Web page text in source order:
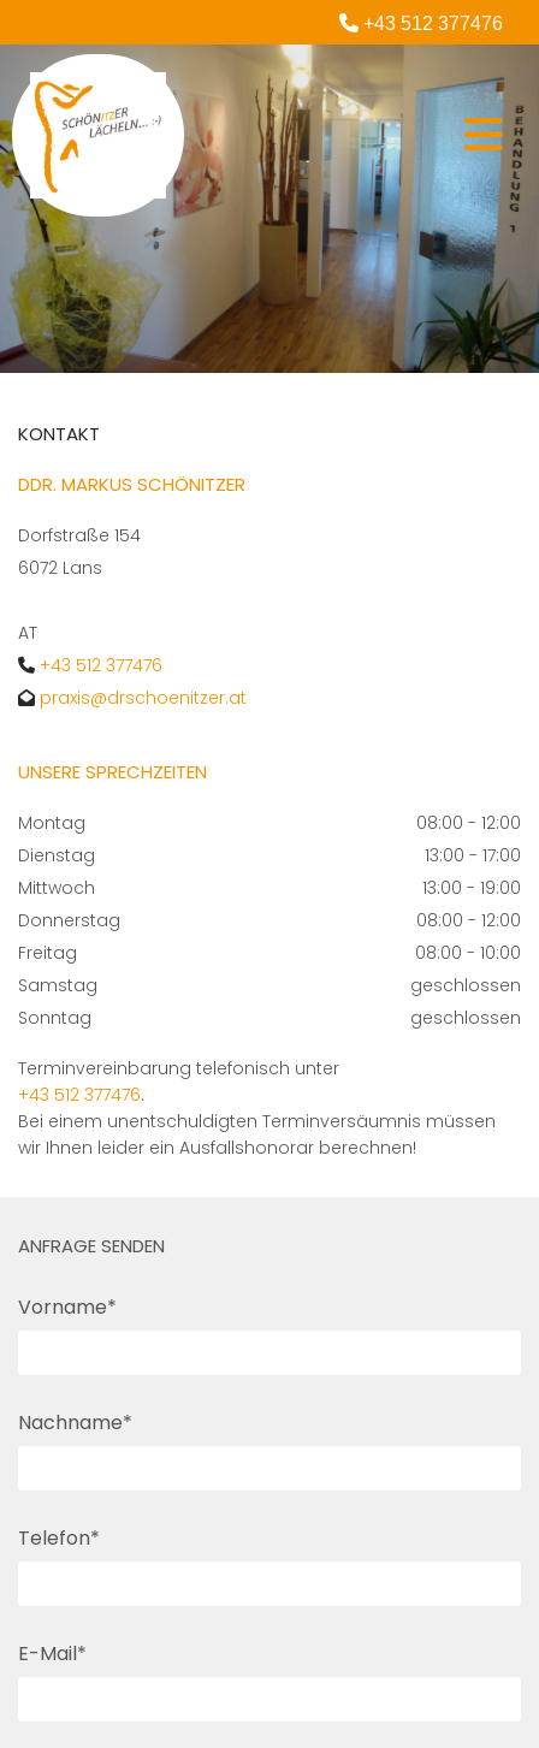
 +43 512 377476
KONTAKT
DDR. MARKUS SCHÖNITZER
Dorfstraße 154
6072 Lans
AT
 +43 512 377476
 praxis@drschoenitzer.at
UNSERE SPRECHZEITEN
Montag
08:00 - 12:00
Dienstag
13:00 - 17:00
Mittwoch
13:00 - 19:00
Donnerstag
08:00 - 12:00
Freitag
08:00 - 10:00
Samstag
geschlossen
Sonntag
geschlossen
Terminvereinbarung telefonisch unter
+43 512 377476.
Bei einem unentschuldigten Terminversäumnis müssen
wir Ihnen leider ein Ausfallshonorar berechnen!
ANFRAGE SENDEN
Vorname*
Nachname*
Telefon*
E-Mail*